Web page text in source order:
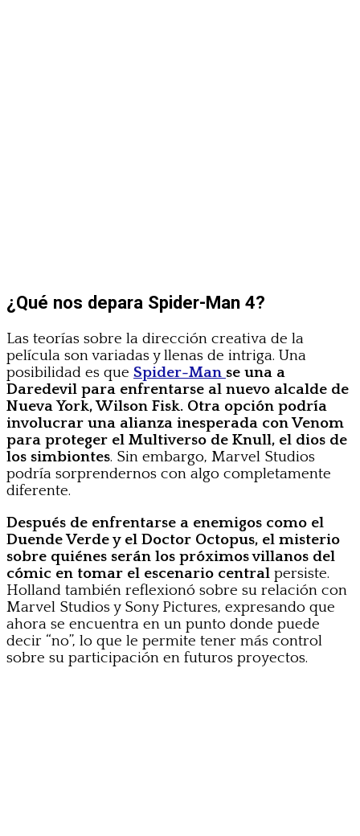
¿Qué nos depara Spider-Man 4?
Las teorías sobre la dirección creativa de la
película son variadas y llenas de intriga. Una
posibilidad es que Spider-Man se una a
Daredevil para enfrentarse al nuevo alcalde de
Nueva York, Wilson Fisk. Otra opción podría
involucrar una alianza inesperada con Venom
para proteger el Multiverso de Knull, el dios de
los simbiontes. Sin embargo, Marvel Studios
podría sorprendernos con algo completamente
diferente.
Después de enfrentarse a enemigos como el
Duende Verde y el Doctor Octopus, el misterio
sobre quiénes serán los próximos villanos del
cómic en tomar el escenario central persiste.
Holland también reflexionó sobre su relación con
Marvel Studios y Sony Pictures, expresando que
ahora se encuentra en un punto donde puede
decir “no”, lo que le permite tener más control
sobre su participación en futuros proyectos.